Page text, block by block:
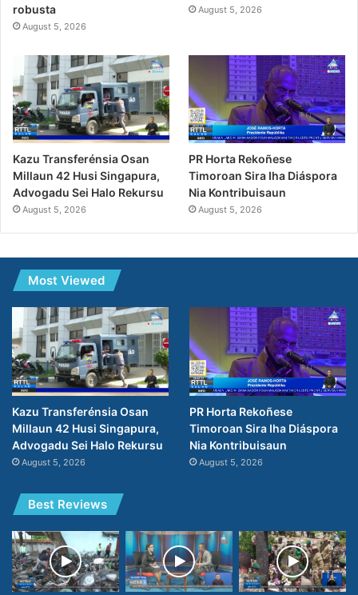
robusta
August 5, 2026
August 5, 2026
Kazu Transferénsia Osan
Millaun 42 Husi Singapura,
Advogadu Sei Halo Rekursu
August 5, 2026
PR Horta Rekoñese
Timoroan Sira Iha Diáspora
Nia Kontribuisaun
August 5, 2026
Most Viewed
Kazu Transferénsia Osan
Millaun 42 Husi Singapura,
Advogadu Sei Halo Rekursu
August 5, 2026
PR Horta Rekoñese
Timoroan Sira Iha Diáspora
Nia Kontribuisaun
August 5, 2026
Best Reviews